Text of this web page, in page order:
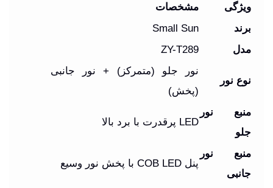
ویژگی
مشخصات
برند
Small Sun
مدل
ZY-T289
نوع نور
نور جلو (متمرکز) + نور جانبی
(پخش)
منبع نور
جلو
LED پرقدرت با برد بالا
منبع نور
جانبی
پنل COB LED با پخش نور وسیع